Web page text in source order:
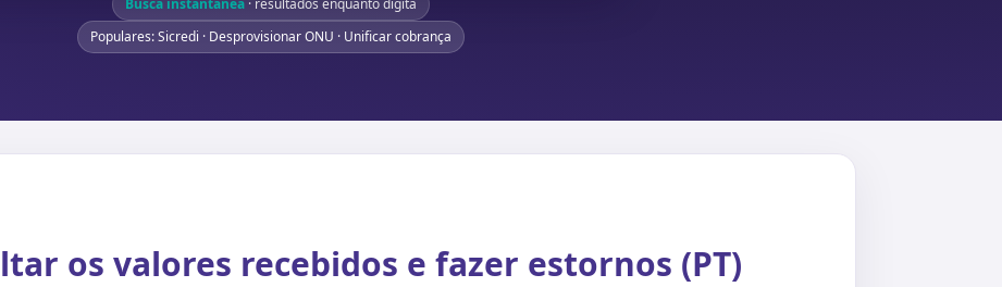
Busca instantânea · resultados enquanto digita
Populares: Sicredi · Desprovisionar ONU · Unificar cobrança
os valores recebidos e fazer estornos (PT)